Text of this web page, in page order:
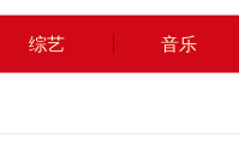
综艺 音乐